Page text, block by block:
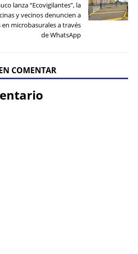
lanza “Ecovigilantes”, la
y vecinos denuncien a
microbasurales a través
de WhatsApp
COMENTAR